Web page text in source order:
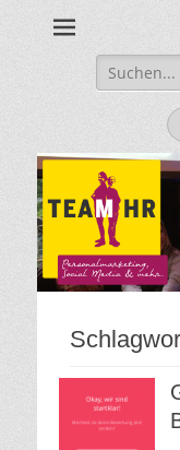
Suche
nach: